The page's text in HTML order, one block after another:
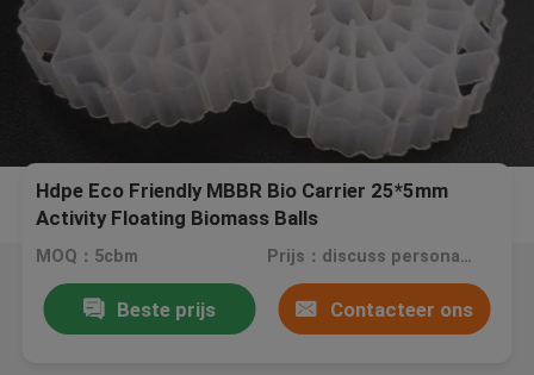
Hdpe Eco Friendly MBBR Bio Carrier 25*5mm
Activity Floating Biomass Balls
MOQ：5cbm Prijs：discuss personally
Beste prijs Contacteer ons